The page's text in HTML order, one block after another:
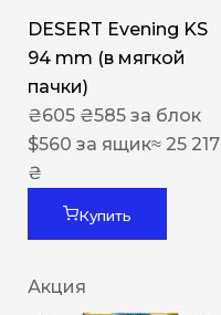
DESERT Evening KS
94 mm (в мягкой
пачки)
₴605 ₴585 за блок
$560 за ящик≈ 25 217
₴
Купить
Акция